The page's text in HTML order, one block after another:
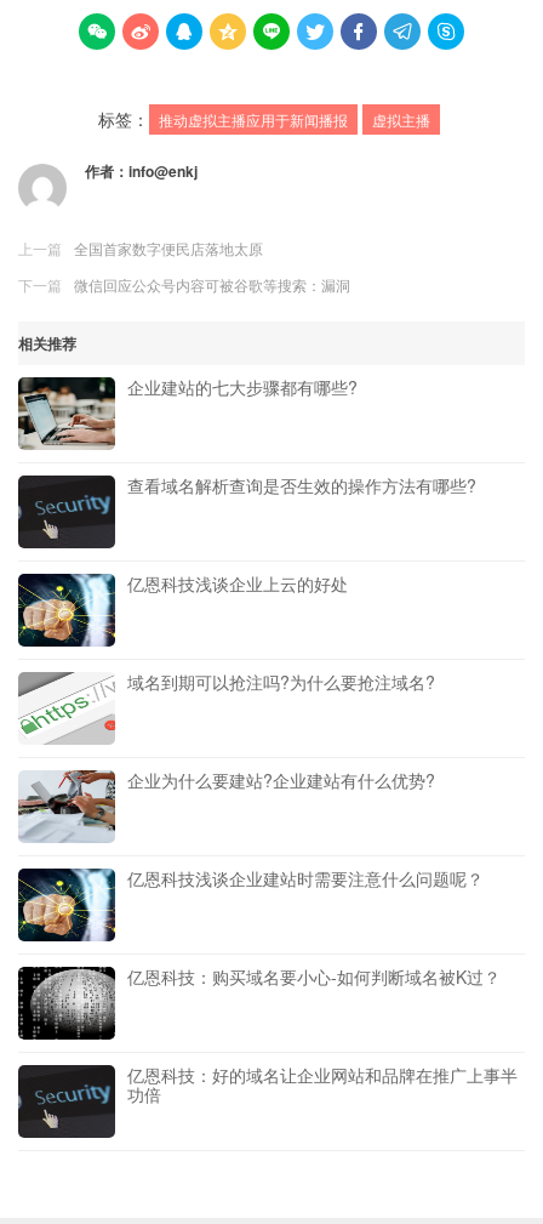
        
标签： 推动虚拟主播应用于新闻播报 虚拟主播
作者： info@enkj
上一篇
全国首家数字便民店落地太原
下一篇
微信回应公众号内容可被谷歌等搜索：漏洞
相关推荐
企业建站的七大步骤都有哪些?
查看域名解析查询是否生效的操作方法有哪些?
亿恩科技浅谈企业上云的好处
域名到期可以抢注吗?为什么要抢注域名?
企业为什么要建站?企业建站有什么优势?
亿恩科技浅谈企业建站时需要注意什么问题呢？
亿恩科技：购买域名要小心-如何判断域名被K过？
亿恩科技：好的域名让企业网站和品牌在推广上事半
功倍